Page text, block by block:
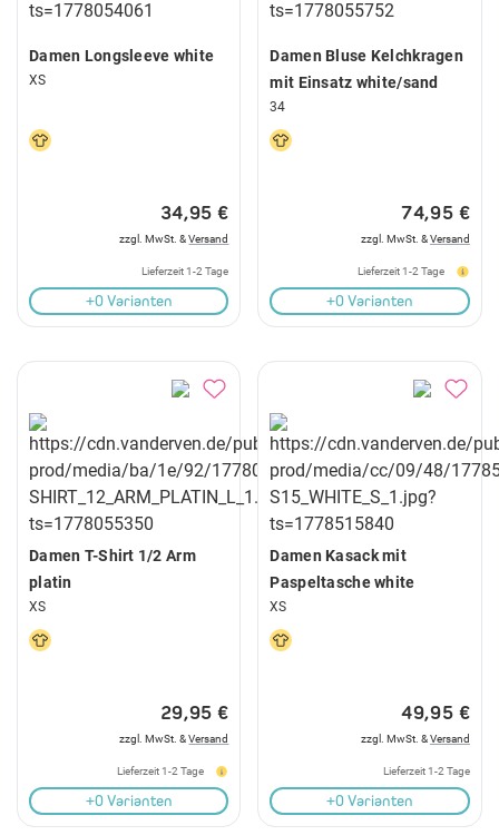
Damen Longsleeve white
XS
34,95 €
zzgl. MwSt. &Versand
Lieferzeit 1-2 Tage
+0 Varianten
Damen Bluse Kelchkragen
mit Einsatz white/sand
34
74,95 €
zzgl. MwSt. &Versand
Lieferzeit 1-2 Tage
+0 Varianten
Damen T-Shirt 1/2 Arm
platin
XS
29,95 €
zzgl. MwSt. &Versand
Lieferzeit 1-2 Tage
+0 Varianten
Damen Kasack mit
Paspeltasche white
XS
49,95 €
zzgl. MwSt. &Versand
Lieferzeit 1-2 Tage
+0 Varianten